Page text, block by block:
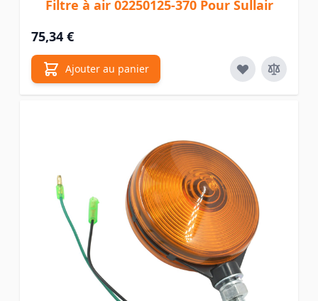
Filtre à air 02250125-370 Pour Sullair
75,34 €
Ajouter au panier